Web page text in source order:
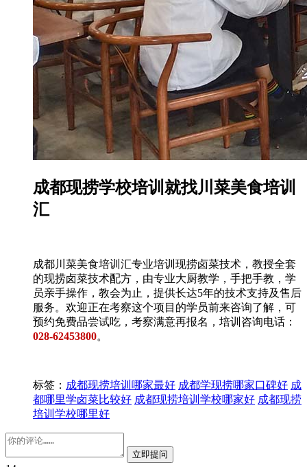
成都现捞学校培训就找川菜美食培训
汇
成都川菜美食培训汇专业培训现捞卤菜技术，教授全套
的现捞卤菜技术配方，由专业大厨教学，手把手教，学
员亲手操作，教会为止，提供长达5年的技术支持及售后
服务。欢迎正在考察这个项目的学员前来咨询了解，可
预约免费品尝试吃，考察满意再报名，培训咨询电话：
028-62453800。
标签： 成都现捞培训哪家最好 成都学现捞哪家口碑好 成
都哪里学卤菜比较好 成都现捞培训学校哪家好 成都现捞
培训学校哪里好